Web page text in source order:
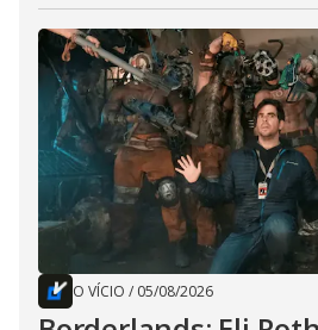
O VÍCIO / 05/08/2026